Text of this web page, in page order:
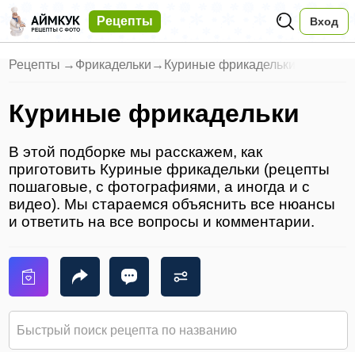
Рецепты Вход
Рецепты → Фрикадельки → Куриные фрикадельки
Куриные фрикадельки
В этой подборке мы расскажем, как
приготовить Куриные фрикадельки (рецепты
пошаговые, с фотографиями, а иногда и с
видео). Мы стараемся объяснить все нюансы
и ответить на все вопросы и комментарии.